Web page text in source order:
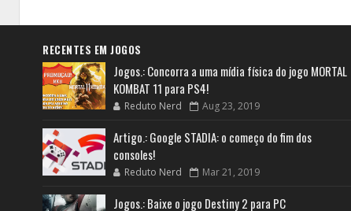
RECENTES EM JOGOS
Jogos.: Concorra a uma mídia física do jogo MORTAL
KOMBAT 11 para PS4!
Reduto Nerd Aug 23, 2019
Artigo.: Google STADIA: o começo do fim dos
consoles!
Reduto Nerd Mar 21, 2019
Jogos.: Baixe o jogo Destiny 2 para PC